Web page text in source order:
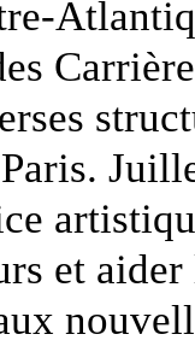
et